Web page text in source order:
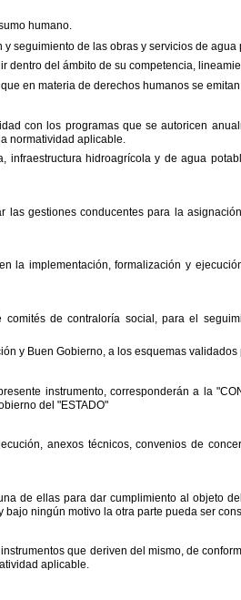
humano.
seguimiento de las obras y servicios de agua
dentro del ámbito de su competencia,
en materia de derechos humanos se
con los programas que se autoricen
normatividad aplicable.
infraestructura hidroagrícola y de agua
las gestiones conducentes para la
la implementación, formalización y
comités de contraloría social, para el
y Buen Gobierno, a los esquemas
instrumento, corresponderán a la"
del "ESTADO"
anexos técnicos, convenios de
de ellas para dar cumplimiento al objeto
bajo ningún motivo la otra parte pueda ser
que deriven del mismo, de
aplicable.